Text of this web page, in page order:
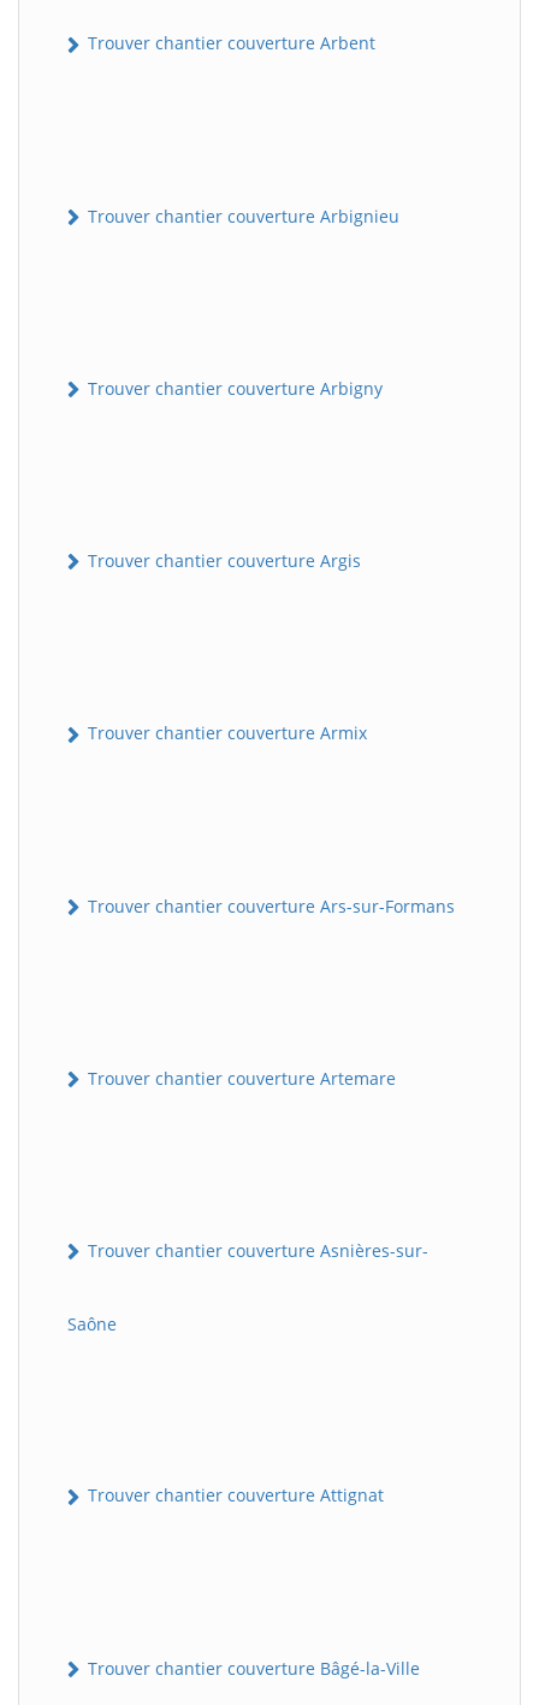
Trouver chantier couverture Arbent
Trouver chantier couverture Arbignieu
Trouver chantier couverture Arbigny
Trouver chantier couverture Argis
Trouver chantier couverture Armix
Trouver chantier couverture Ars-sur-Formans
Trouver chantier couverture Artemare
Trouver chantier couverture Asnières-sur-
Saône
Trouver chantier couverture Attignat
Trouver chantier couverture Bâgé-la-Ville